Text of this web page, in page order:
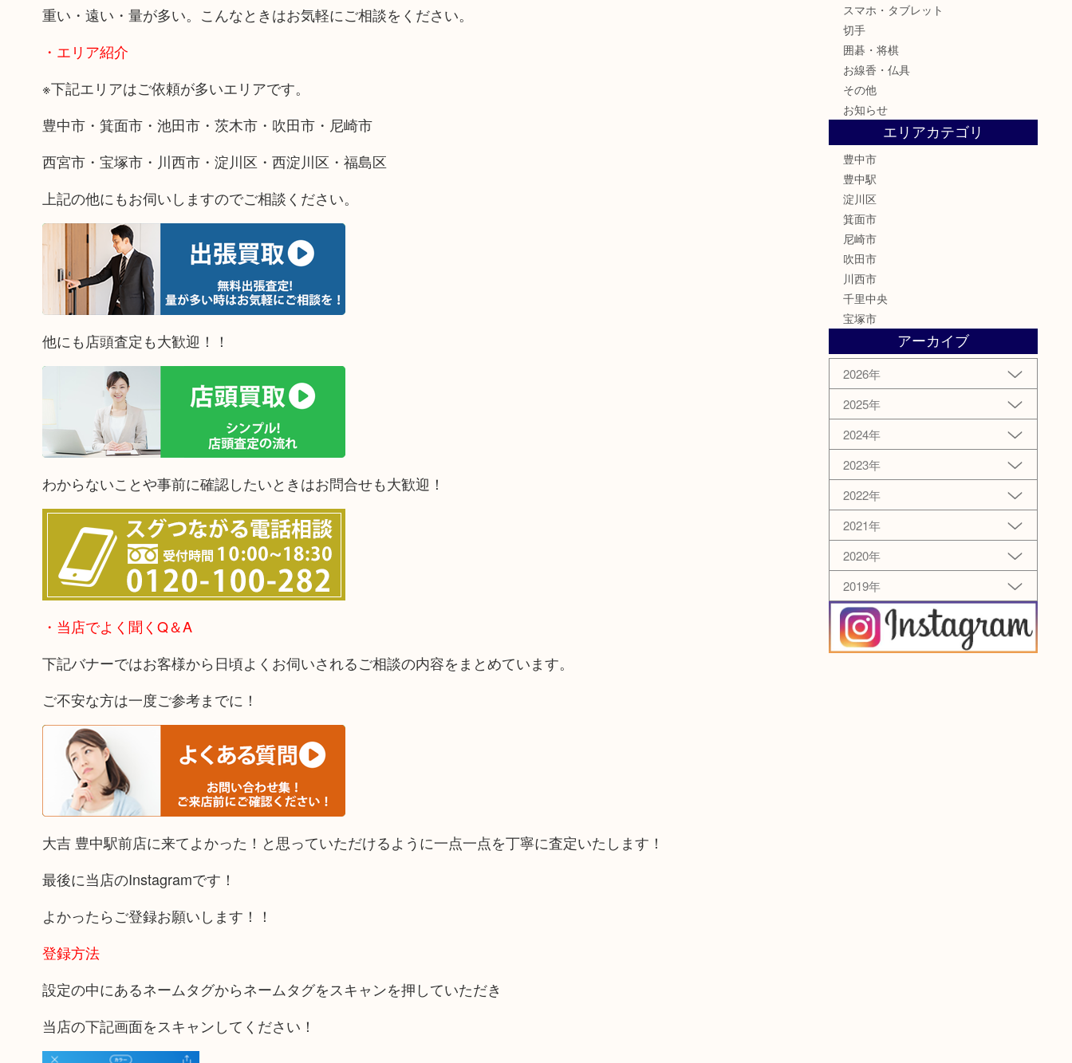
重い・遠い・量が多い。こんなときはお気軽にご相談をください。
・エリア紹介
※下記エリアはご依頼が多いエリアです。
豊中市・箕面市・池田市・茨木市・吹田市・尼崎市
西宮市・宝塚市・川西市・淀川区・西淀川区・福島区
上記の他にもお伺いしますのでご相談ください。
他にも店頭査定も大歓迎！！
わからないことや事前に確認したいときはお問合せも大歓迎！
・当店でよく聞くQ＆A
下記バナーではお客様から日頃よくお伺いされるご相談の内容をまとめています。
ご不安な方は一度ご参考までに！
大吉 豊中駅前店に来てよかった！と思っていただけるように一点一点を丁寧に査定いたします！
最後に当店のInstagramです！
よかったらご登録お願いします！！
登録方法
設定の中にあるネームタグからネームタグをスキャンを押していただき
当店の下記画面をスキャンしてください！
スマホ・タブレット
切手
囲碁・将棋
お線香・仏具
その他
お知らせ
エリアカテゴリ
豊中市
豊中駅
淀川区
箕面市
尼崎市
吹田市
川西市
千里中央
宝塚市
アーカイブ
2026年
2025年
2024年
2023年
2022年
2021年
2020年
2019年